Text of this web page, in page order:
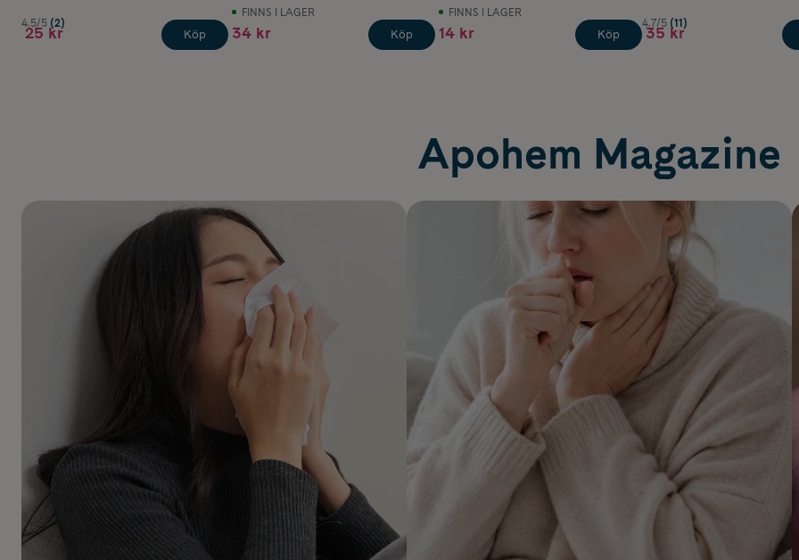
4.5/5 (2)
25 kr Köp
FINNS I LAGER
34 kr Köp
FINNS I LAGER
14 kr Köp
4.7/5 (11)
35 kr
Apohem Magazine